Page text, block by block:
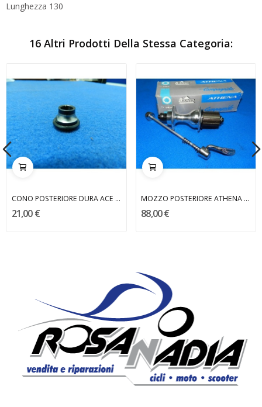
Lunghezza 130
16 Altri Prodotti Della Stessa Categoria:
CONO POSTERIORE DURA ACE SHIMANO
21,00 €
MOZZO POSTERIORE ATHENA CAMPAGNOLO
88,00 €